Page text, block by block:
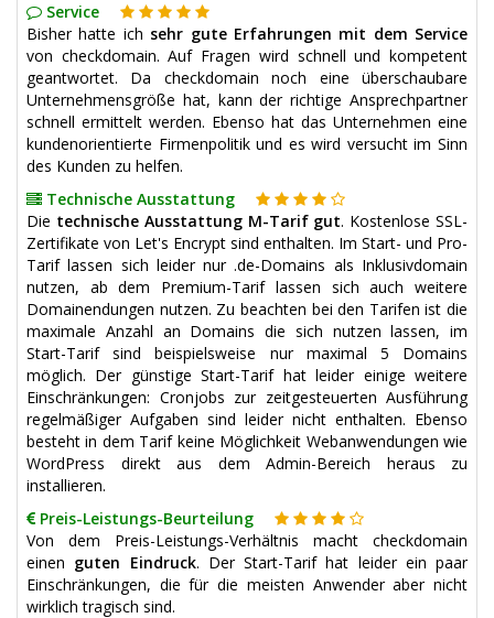
Service
Bisher hatte ich sehr gute Erfahrungen mit dem Service
von checkdomain. Auf Fragen wird schnell und kompetent
geantwortet. Da checkdomain noch eine überschaubare
Unternehmensgröße hat, kann der richtige Ansprechpartner
schnell ermittelt werden. Ebenso hat das Unternehmen eine
kundenorientierte Firmenpolitik und es wird versucht im Sinn
des Kunden zu helfen.
Technische Ausstattung
Die technische Ausstattung M-Tarif gut. Kostenlose SSL-
Zertifikate von Let's Encrypt sind enthalten. Im Start- und Pro-
Tarif lassen sich leider nur .de-Domains als Inklusivdomain
nutzen, ab dem Premium-Tarif lassen sich auch weitere
Domainendungen nutzen. Zu beachten bei den Tarifen ist die
maximale Anzahl an Domains die sich nutzen lassen, im
Start-Tarif sind beispielsweise nur maximal 5 Domains
möglich. Der günstige Start-Tarif hat leider einige weitere
Einschränkungen: Cronjobs zur zeitgesteuerten Ausführung
regelmäßiger Aufgaben sind leider nicht enthalten. Ebenso
besteht in dem Tarif keine Möglichkeit Webanwendungen wie
WordPress direkt aus dem Admin-Bereich heraus zu
installieren.
Preis-Leistungs-Beurteilung
Von dem Preis-Leistungs-Verhältnis macht checkdomain
einen guten Eindruck. Der Start-Tarif hat leider ein paar
Einschränkungen, die für die meisten Anwender aber nicht
wirklich tragisch sind.